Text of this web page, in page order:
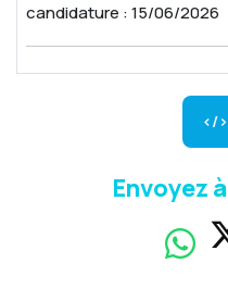
candidature : 15/06/2026
</
Envoyez